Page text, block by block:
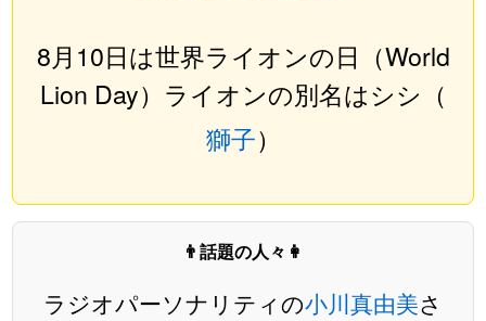
8月10日は世界ライオンの日（World
Lion Day）ライオンの別名はシシ（
獅子）
👨話題の人々👩
ラジオパーソナリティの小川真由美さ